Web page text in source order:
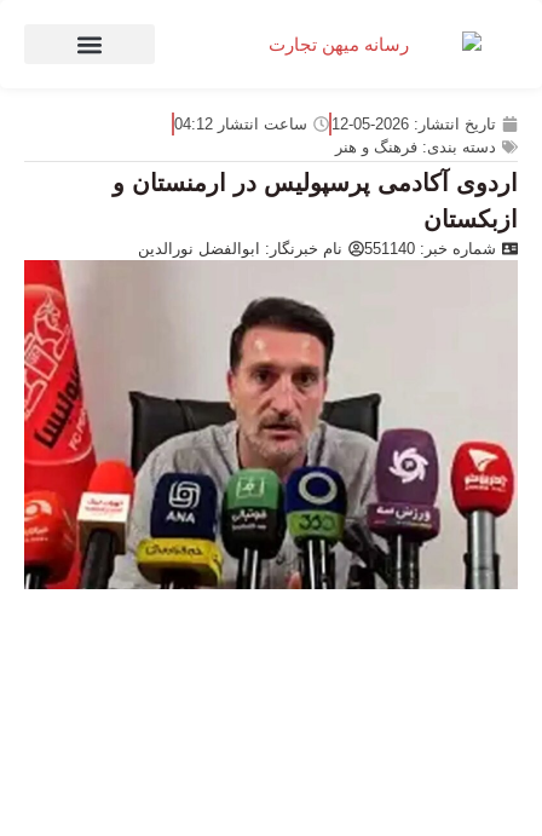
تاریخ انتشار: 2026-05-12 ساعت انتشار 04:12
دسته بندی: فرهنگ و هنر
اردوی آکادمی پرسپولیس در ارمنستان و
ازبکستان
شماره خبر: 551140 نام خبرنگار: ابوالفضل نورالدین